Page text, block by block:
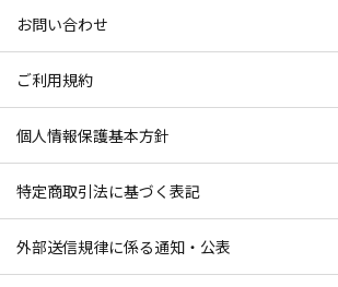
お問い合わせ
ご利用規約
個人情報保護基本方針
特定商取引法に基づく表記
外部送信規律に係る通知・公表